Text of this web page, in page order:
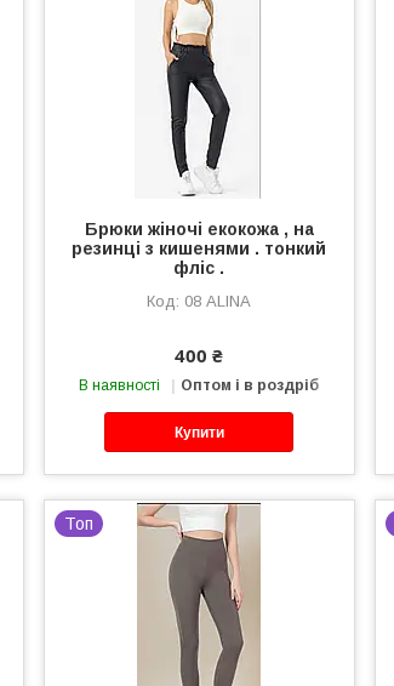
Брюки жіночі екокожа , на
резинці з кишенями . тонкий
фліс .
08 ALINA
400 ₴
В наявності Оптом і в роздріб
Купити
Топ